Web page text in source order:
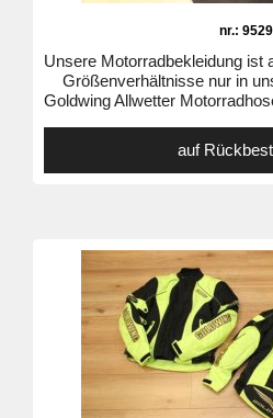
nr.: 9529
Unsere Motorradbekleidung ist
Größenverhältnisse nur in
Goldwing Allwetter
auf